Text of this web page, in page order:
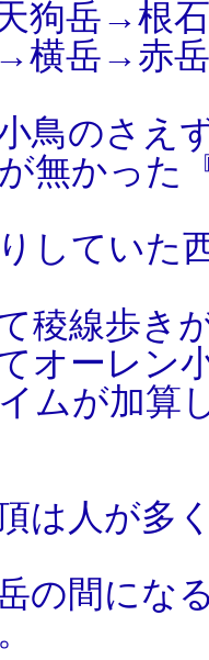
狗岳→根
横岳→赤
鳥のさえ
無かった
していた
稜線歩き
オーレン
ムが加算
は人が多
の間にな